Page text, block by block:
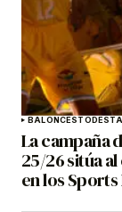
BALONCESTO
La campaña
25/26 sitúa
en los